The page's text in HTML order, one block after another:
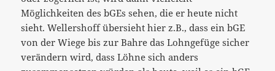
Möglichkeiten des bGEs sehen, die er heute nicht
sieht. Wellershoff übersieht hier z.B., dass ein bGE
von der Wiege bis zur Bahre das Lohngefüge sicher
verändern wird, dass Löhne sich anders